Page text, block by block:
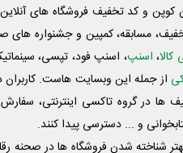
و کد تخفیف فروشگاه های
مسابقه، کمپین و جشنواره های
، اسنپ، اسنپ فود، تپسی،
از جمله این وبسایت ‌هاست. کاربران
در گروه تاکسی اینترنتی، سفارش
و ... دسترسی پیدا کنند.
شناخته شدن فروشگاه ها در صحنه